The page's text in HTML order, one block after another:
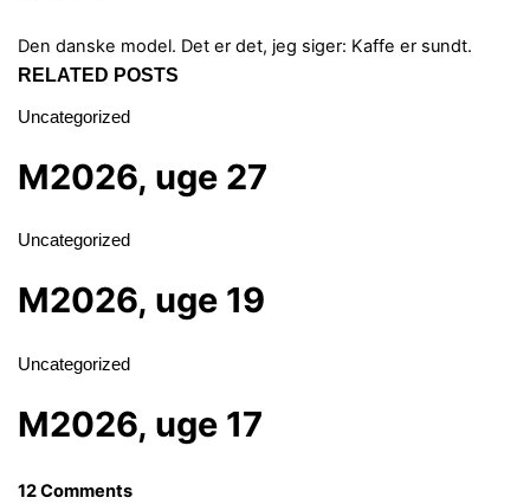
Den danske model. Det er det, jeg siger: Kaffe er sundt.
RELATED POSTS
Uncategorized
M2026, uge 27
Uncategorized
M2026, uge 19
Uncategorized
M2026, uge 17
12 Comments